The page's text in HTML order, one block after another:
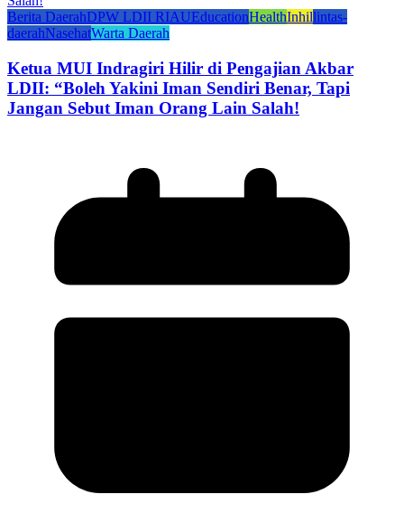
Berita DaerahDPW LDII RIAUEducationHealthInhillintas-
daerahNasehatWarta Daerah
Ketua MUI Indragiri Hilir di Pengajian Akbar
LDII: “Boleh Yakini Iman Sendiri Benar, Tapi
Jangan Sebut Iman Orang Lain Salah!